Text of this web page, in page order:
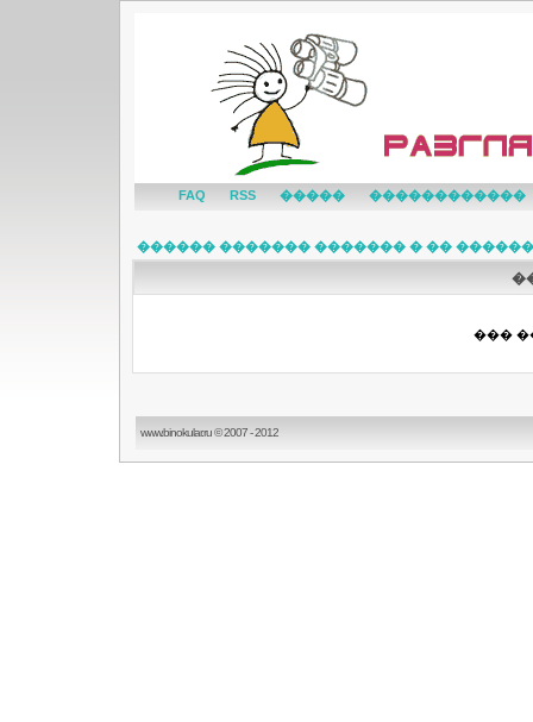
FAQ RSS ����� ������������
������ ������� ������� � ��
���
www.binokular.ru © 2007 - 2012